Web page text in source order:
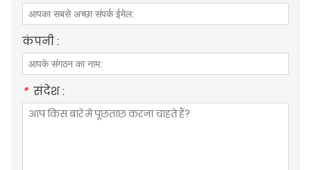
कंपनी :
* संदेश :